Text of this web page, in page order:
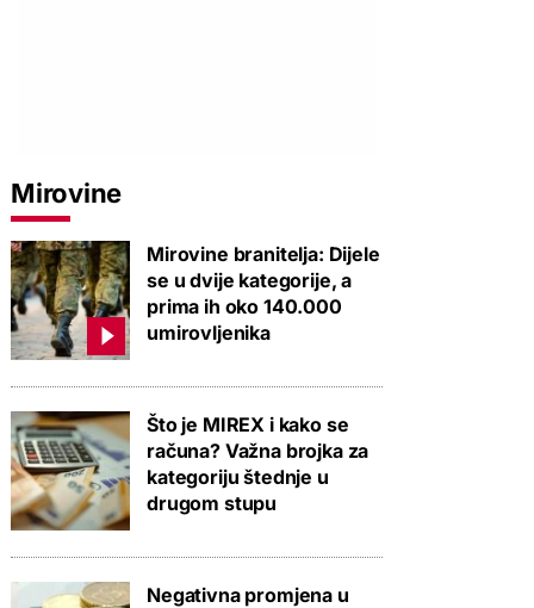
Mirovine
Mirovine branitelja: Dijele
se u dvije kategorije, a
prima ih oko 140.000
umirovljenika
Što je MIREX i kako se
računa? Važna brojka za
kategoriju štednje u
drugom stupu
Negativna promjena u